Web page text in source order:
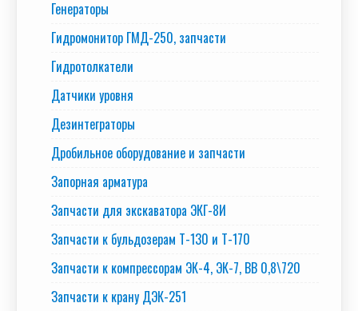
Генераторы
Гидромонитор ГМД-250, запчасти
Гидротолкатели
Датчики уровня
Дезинтеграторы
Дробильное оборудование и запчасти
Запорная арматура
Запчасти для экскаватора ЭКГ-8И
Запчасти к бульдозерам Т-130 и Т-170
Запчасти к компрессорам ЭК-4, ЭК-7, ВВ 0,8\720
Запчасти к крану ДЭК-251